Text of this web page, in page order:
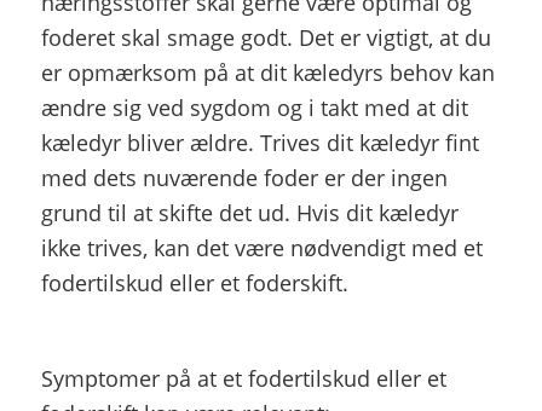
foderet skal smage godt. Det er vigtigt, at du
er opmærksom på at dit kæledyrs behov kan
ændre sig ved sygdom og i takt med at dit
kæledyr bliver ældre. Trives dit kæledyr fint
med dets nuværende foder er der ingen
grund til at skifte det ud. Hvis dit kæledyr
ikke trives, kan det være nødvendigt med et
fodertilskud eller et foderskift.
Symptomer på at et fodertilskud eller et